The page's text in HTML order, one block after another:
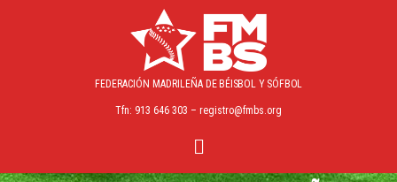
FEDERACIÓN MADRILEÑA DE BÉISBOL Y SÓFBOL
Tfn: 913 646 303 – registro@fmbs.org